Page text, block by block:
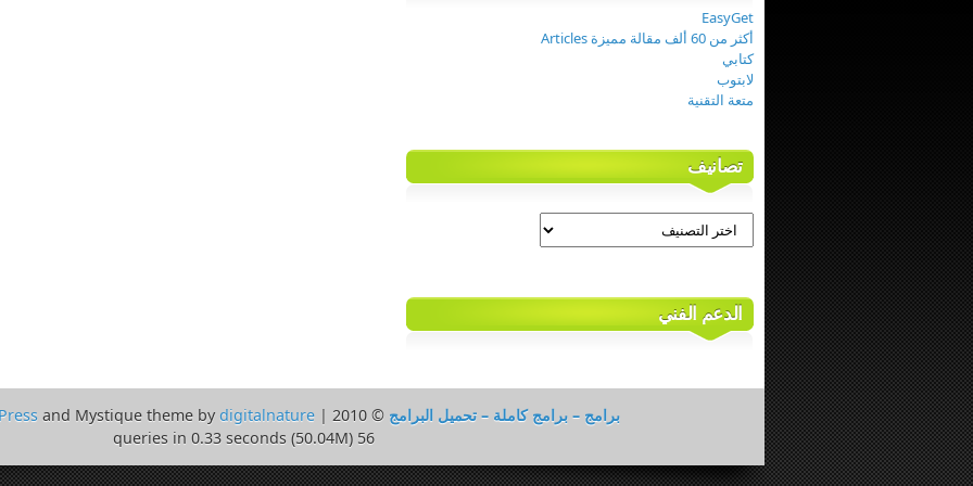
EasyGet
أكثر من 60 ألف مقالة مميزة Articles
كتابي
لابتوب
متعة التقنية
تصانيف
تصانيف
الدعم الفني
برامج – برامج كاملة – تحميل البرامج © 2010 | Powered by
and Mystique theme bydigitalnature
56 queries in 0.33 seconds (50.04M)